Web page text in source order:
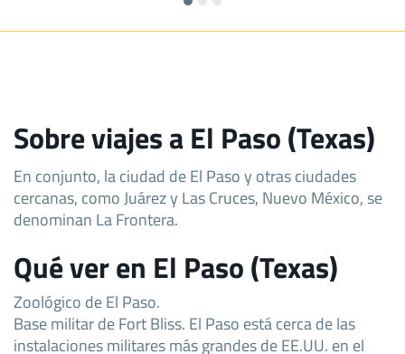
Sobre viajes a El Paso (Texas)
En conjunto, la ciudad de El Paso y otras ciudades
cercanas, como Juárez y Las Cruces, Nuevo México, se
denominan La Frontera.
Qué ver en El Paso (Texas)
Zoológico de El Paso.
Base militar de Fort Bliss. El Paso está cerca de las
instalaciones militares más grandes de EE.UU. en el